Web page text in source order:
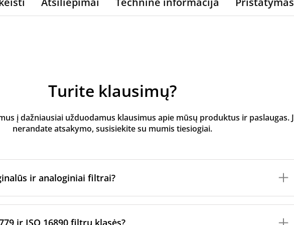
Turite klausimų?
į dažniausiai užduodamus klausimus apie mūsų produktus ir paslaugas.
nerandate atsakymo, susisiekite su mumis tiesiogiai.
ir analoginiai filtrai?
per sertifikuotus gamybos partnerius. Jie laikosi konkrečių prekės ženklo
ir ISO 16890 filtrų klasės?